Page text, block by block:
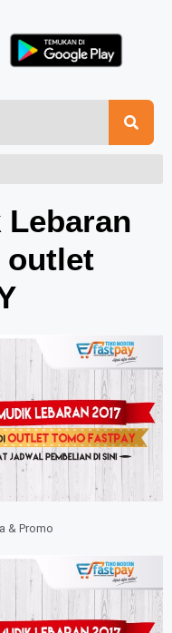
outlet
& Promo